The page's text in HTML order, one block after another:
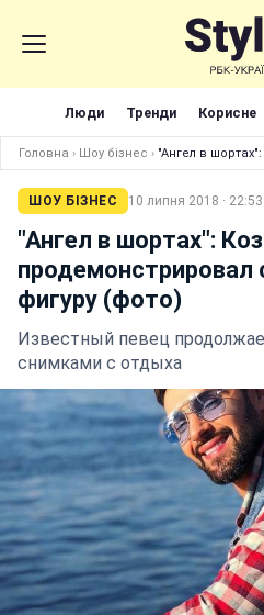
Люди Тренди Корисне
Головна › Шоу бізнес › "Ангел в
ШОУ БІЗНЕС 10 липня 2018 · 22:53
"Ангел в шортах":
продемонстрировал
фигуру (фото)
Известный певец
снимками с отдыха